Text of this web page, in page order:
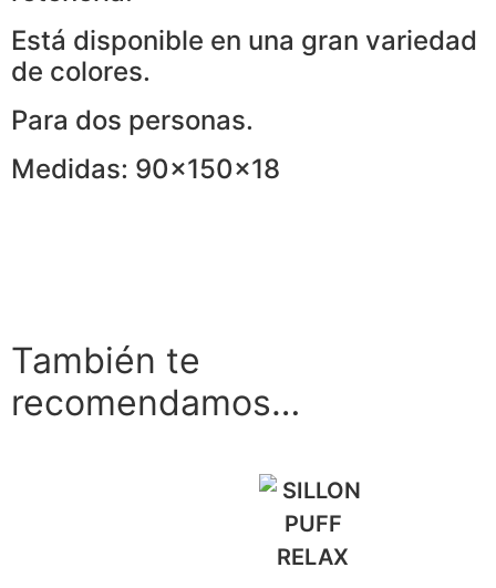
Está disponible en una gran variedad
de colores.
Para dos personas.
Medidas: 90x150x18
También te
recomendamos…